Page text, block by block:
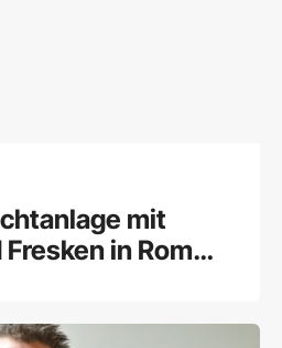
mit
in Rom